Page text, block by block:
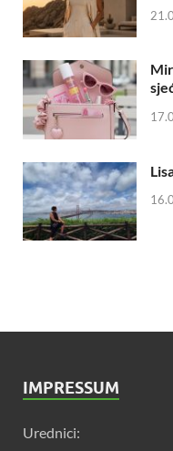
IMPRESSUM
Urednici: